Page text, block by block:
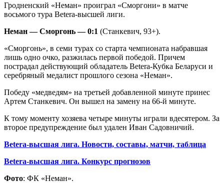
Гродненский «Неман» проиграл «Сморгони» в матче
восьмого тура Betera-высшей лиги.
Неман — Сморгонь — 0:1 (Cтанкевич, 93+).
«Сморгонь», в семи турах со старта чемпионата набравшая
лишь одно очко, разжилась первой победой. Причем
пострадал действующий обладатель Betera-Кубка Беларуси и
серебряный медалист прошлого сезона «Неман».
Победу «медведям» на третьей добавленной минуте принес
Артем Станкевич. Он вышел на замену на 66-й минуте.
К тому моменту хозяева четыре минуты играли вдесятером. За
второе предупреждение был удален Иван Садовничий.
Betera-высшая лига. Новости, составы, матчи, таблица
Betera-высшая лига. Конкурс прогнозов
Фото: ФК «Неман».